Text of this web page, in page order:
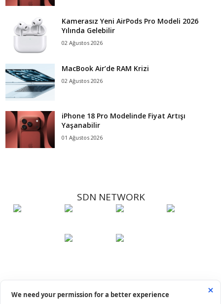
Kamerasız Yeni AirPods Pro Modeli 2026
Yılında Gelebilir
02 Ağustos 2026
MacBook Air’de RAM Krizi
02 Ağustos 2026
iPhone 18 Pro Modelinde Fiyat Artışı
Yaşanabilir
01 Ağustos 2026
SDN NETWORK